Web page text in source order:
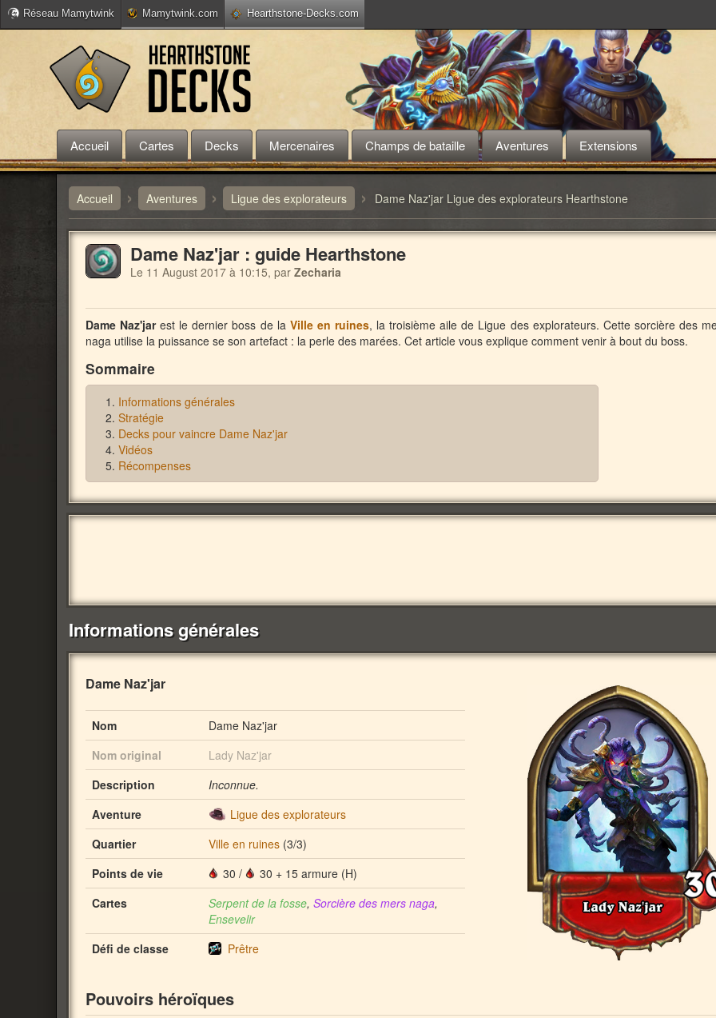
Réseau Mamytwink Mamytwink.com Hearthstone-Decks.com
Accueil Cartes Decks Mercenaires Champs de bataille Aventures Extensions
Accueil › Aventures › Ligue des explorateurs › Dame Naz'jar Ligue des explorateurs Hearthstone
Dame Naz'jar : guide Hearthstone
Le 11 August 2017 à 10:15, par Zecharia
Dame Naz'jarest le dernier boss de la Ville en ruines, la troisième aile de Ligue des explorateurs. Cette sorcière des
naga utilise la puissance se son artefact : la perle des marées. Cet article vous explique comment venir à bout du boss.
Sommaire
Informations générales
Stratégie
Decks pour vaincre Dame Naz'jar
Vidéos
Récompenses
Informations générales
Dame Naz'jar
Nom
Dame Naz'jar
Nom original
Lady Naz'jar
Description
Inconnue.
Aventure
Ligue des explorateurs
Quartier
Ville en ruines (3/3)
Points de vie
30 /
30 + 15 armure (H)
Cartes
Serpent de la fosse, Sorcière des mers naga,
Ensevelir
Défi de classe
Prêtre
Pouvoirs héroïques